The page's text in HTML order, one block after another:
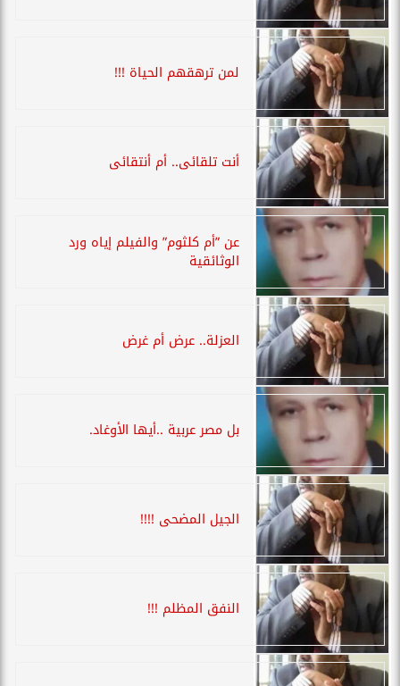
لمن ترهقهم الحياة !!!
أنت تلقائى.. أم أنتقائى
عن ”أم كلثوم” والفيلم إياه ورد
الوثائقية
العزلة.. عرض أم غرض
بل مصر عربية ..أيها الأوغاد.
الجيل المضحى !!!!
النفق المظلم !!!